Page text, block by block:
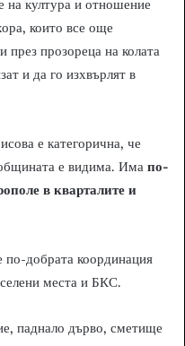
на култура и отношение
които все още
през прозореца на колата
и да го изхвърлят в
е категорична, че
е видима. Има по-
в кварталите и
добрата координация
места и БКС.
паднало дърво, сметище